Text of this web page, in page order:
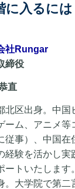
に入るには
社Rungar
締役
直
北区出身。中国
ーム、アニメ等
従事）、中国在
経験を活かし実
ートいたします
。大学院で第二